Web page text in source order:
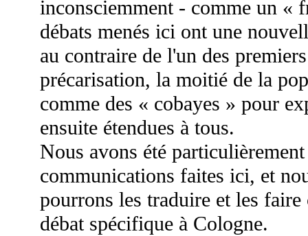
inconsciemment - comme un «
débats menés ici ont une
au contraire de l'un des
précarisation, la moitié de la
comme des « cobayes » pour
ensuite étendues à tous.
Nous avons été
communications faites ici, et
pourrons les traduire et les
débat spécifique à Cologne.